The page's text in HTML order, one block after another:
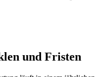
und Fristen